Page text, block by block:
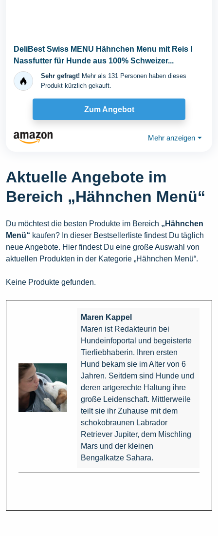
DeliBest Swiss MENU Hähnchen Menu mit Reis I
Nassfutter für Hunde aus 100% Schweizer...
Sehr gefragt! Mehr als 131 Personen haben dieses
Produkt kürzlich gekauft.
Zum Angebot
Mehr anzeigen ⏷
Aktuelle Angebote im
Bereich „Hähnchen Menü“
Du möchtest die besten Produkte im Bereich „Hähnchen
Menü“ kaufen? In dieser Bestsellerliste findest Du täglich
neue Angebote. Hier findest Du eine große Auswahl von
aktuellen Produkten in der Kategorie „Hähnchen Menü“.
Keine Produkte gefunden.
Maren Kappel
Maren ist Redakteurin bei
Hundeinfoportal und begeisterte
Tierliebhaberin. Ihren ersten
Hund bekam sie im Alter von 6
Jahren. Seitdem sind Hunde und
deren artgerechte Haltung ihre
große Leidenschaft. Mittlerweile
teilt sie ihr Zuhause mit dem
schokobraunen Labrador
Retriever Jupiter, dem Mischling
Mars und der kleinen
Bengalkatze Sahara.